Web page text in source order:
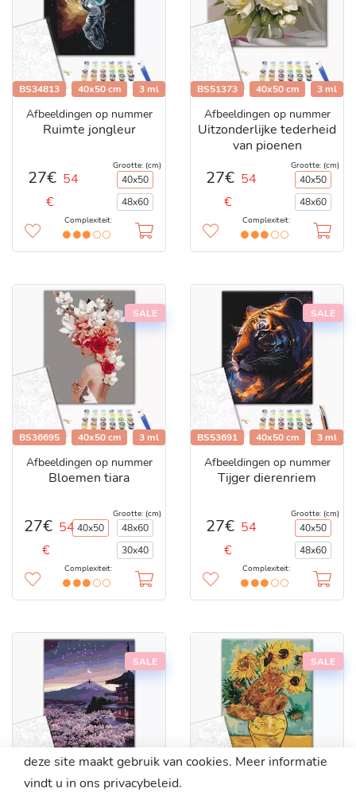
BS34813 40x50 cm 3 ml
Afbeeldingen op nummer
Ruimte jongleur
27€ 54
€
Grootte: (cm)
40x50
48x60
Complexiteit:
BS51373 40x50 cm 3 ml
Afbeeldingen op nummer
Uitzonderlijke tederheid
van pioenen
27€ 54
€
Grootte: (cm)
40x50
48x60
Complexiteit:
SALE
BS36695 40x50 cm 3 ml
Afbeeldingen op nummer
Bloemen tiara
27€ 54
€
Grootte: (cm)
40x50
48x60
30x40
Complexiteit:
SALE
BS53691 40x50 cm 3 ml
Afbeeldingen op nummer
Tijger dierenriem
27€ 54
€
Grootte: (cm)
40x50
48x60
Complexiteit:
SALE
BS33813 40x50 cm 3 ml
SALE
deze site maakt gebruik van cookies. Meer informatie
vindt u in ons privacybeleid.